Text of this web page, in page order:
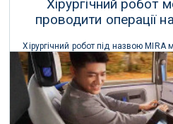
Хірургічний робот
проводити операції
Хірургічний робот під назвою
або автономно виконувати
космічний дебют
11 Серпня